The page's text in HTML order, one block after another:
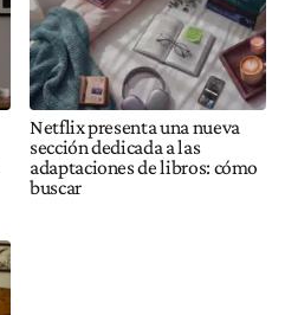
Netflix presenta una nueva
sección dedicada a las
adaptaciones de libros: cómo
buscar